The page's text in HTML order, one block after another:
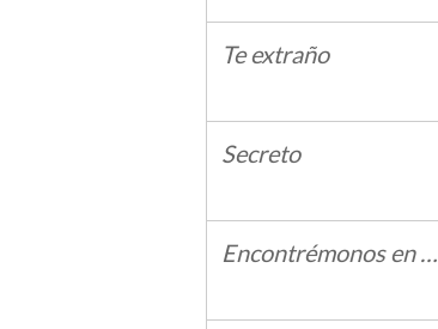
Te extraño
Secreto
Encontrémonos en …